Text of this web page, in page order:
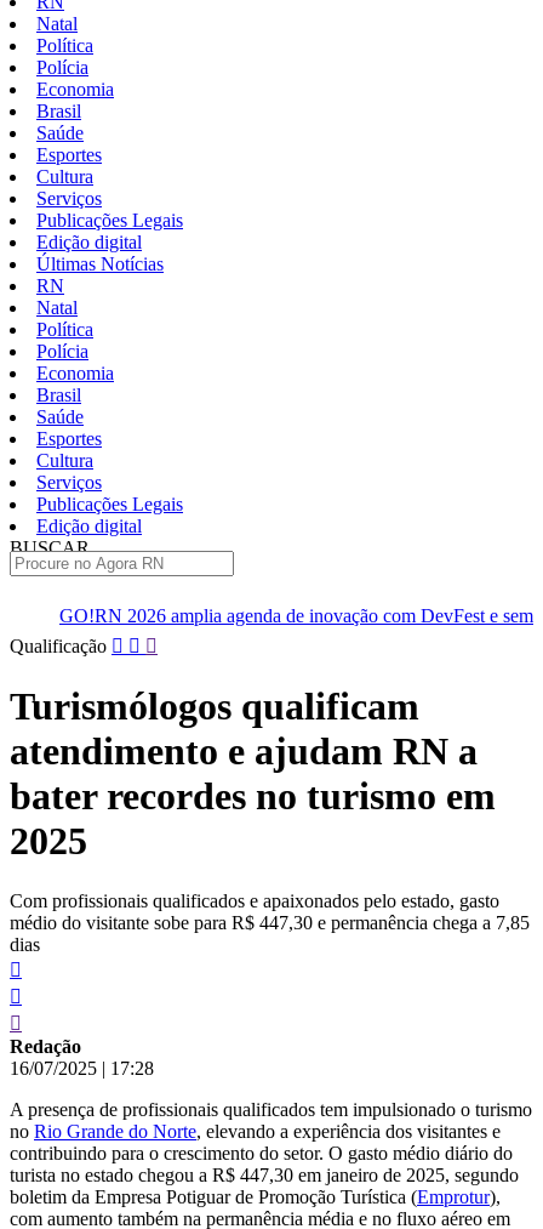
Natal
Política
Polícia
Economia
Brasil
Saúde
Esportes
Cultura
Serviços
Publicações Legais
Edição digital
Últimas Notícias
RN
Natal
Política
Polícia
Economia
Brasil
Saúde
Esportes
Cultura
Serviços
Publicações Legais
Edição digital
BUSCAR
amplia agenda de inovação com DevFest e semana de eventos
Pular
conteúdo
Qualificação
Turismólogos qualificam
atendimento e ajudam RN a
bater recordes no turismo em
2025
Com profissionais qualificados e apaixonados pelo estado, gasto
médio do visitante sobe para R$ 447,30 e permanência chega a 7,85
dias
Redação
16/07/2025 | 17:28
A presença de profissionais qualificados tem impulsionado o turismo
no Rio Grande do Norte, elevando a experiência dos visitantes e
contribuindo para o crescimento do setor. O gasto médio diário do
turista no estado chegou a R$ 447,30 em janeiro de 2025, segundo
boletim da Empresa Potiguar de Promoção Turística (Emprotur),
com aumento também na permanência média e no fluxo aéreo em